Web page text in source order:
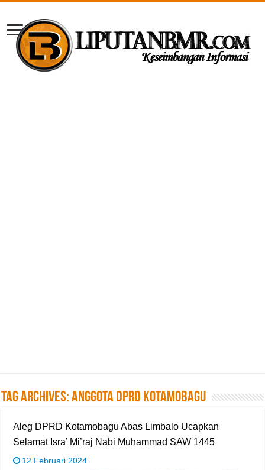
Tag Archives:Anggota DPRD Kotamobagu
Aleg DPRD Kotamobagu Abas Limbalo Ucapkan
Selamat Isra’ Mi’raj Nabi Muhammad SAW 1445
12 Februari 2024